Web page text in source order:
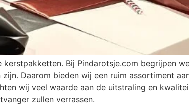
Bij Pindarotsje.com begrijpen
Daarom bieden wij een ruim assortiment
wij veel waarde aan de uitstraling en
zullen verrassen.